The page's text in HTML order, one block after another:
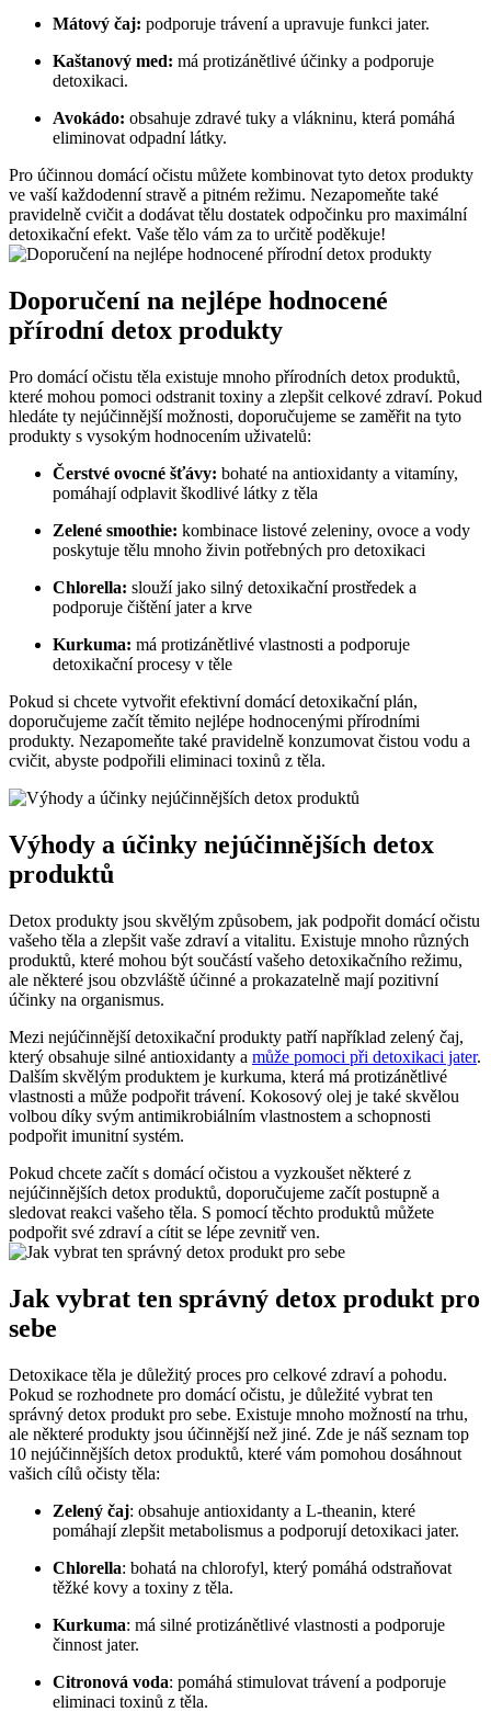
Mátový čaj: podporuje trávení a upravuje funkci jater.
Kaštanový med: má protizánětlivé účinky a podporuje
detoxikaci.
Avokádo: obsahuje zdravé tuky a vlákninu, která pomáhá
eliminovat odpadní látky.
Pro účinnou domácí očistu můžete kombinovat tyto detox produkty
ve vaší každodenní stravě a pitném režimu. Nezapomeňte také
pravidelně cvičit a dodávat tělu dostatek odpočinku pro maximální
detoxikační efekt. Vaše tělo vám za to určitě poděkuje!
Doporučení na nejlépe hodnocené
přírodní detox produkty
Pro domácí očistu těla existuje mnoho přírodních detox produktů,
které mohou pomoci odstranit toxiny a zlepšit celkové zdraví. Pokud
hledáte ty nejúčinnější možnosti, doporučujeme se zaměřit na tyto
produkty s vysokým hodnocením uživatelů:
Čerstvé ovocné šťávy: bohaté na antioxidanty a vitamíny,
pomáhají odplavit škodlivé látky z těla
Zelené smoothie: kombinace listové zeleniny, ovoce a vody
poskytuje tělu mnoho živin potřebných pro detoxikaci
Chlorella: slouží jako silný detoxikační prostředek a
podporuje čištění jater a krve
Kurkuma: má protizánětlivé vlastnosti a podporuje
detoxikační procesy v těle
Pokud si chcete vytvořit efektivní domácí detoxikační plán,
doporučujeme začít těmito nejlépe hodnocenými přírodními
produkty. Nezapomeňte také pravidelně konzumovat čistou vodu a
cvičit, abyste podpořili eliminaci toxinů z těla.
Výhody a účinky nejúčinnějších detox
produktů
Detox produkty jsou skvělým způsobem, jak podpořit domácí očistu
vašeho těla a zlepšit vaše zdraví a vitalitu. Existuje mnoho různých
produktů, které mohou být součástí vašeho detoxikačního režimu,
ale některé jsou obzvláště účinné a prokazatelně mají pozitivní
účinky na organismus.
Mezi nejúčinnější detoxikační produkty patří například zelený čaj,
který obsahuje silné antioxidanty a může pomoci při detoxikaci jater.
Dalším skvělým produktem je kurkuma, která má protizánětlivé
vlastnosti a může podpořit trávení. Kokosový olej je také skvělou
volbou díky svým antimikrobiálním vlastnostem a schopnosti
podpořit imunitní systém.
Pokud chcete začít s domácí očistou a vyzkoušet některé z
nejúčinnějších detox produktů, doporučujeme začít postupně a
sledovat reakci vašeho těla. S pomocí těchto produktů můžete
podpořit své zdraví a cítit se lépe zevnitř ven.
Jak vybrat ten správný detox produkt pro
sebe
Detoxikace těla je důležitý proces pro celkové zdraví a pohodu.
Pokud se rozhodnete pro domácí očistu, je důležité vybrat ten
správný detox produkt pro sebe. Existuje mnoho možností na trhu,
ale některé produkty jsou účinnější než jiné. Zde je náš seznam top
10 nejúčinnějších detox produktů, které vám pomohou dosáhnout
vašich cílů očisty těla:
Zelený čaj: obsahuje antioxidanty a L-theanin, které
pomáhají zlepšit metabolismus a podporují detoxikaci jater.
Chlorella: bohatá na chlorofyl, který pomáhá odstraňovat
těžké kovy a toxiny z těla.
Kurkuma: má silné protizánětlivé vlastnosti a podporuje
činnost jater.
Citronová voda: pomáhá stimulovat trávení a podporuje
eliminaci toxinů z těla.